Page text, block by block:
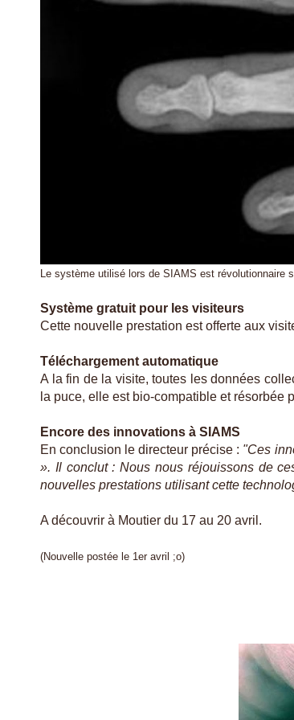
Le système utilisé lors de SIAMS est révolutionnaire
Système gratuit pour les visiteurs
Cette nouvelle prestation est offerte aux
Téléchargement automatique
A la fin de la visite, toutes les données
la puce, elle est bio-compatible et résorbée
Encore des innovations à SIAMS
En conclusion le directeur précise : "Ces
». Il conclut : Nous nous réjouissons de
nouvelles prestations utilisant cette
A découvrir à Moutier du 17 au 20 avril.
(Nouvelle postée le 1er avril ;o)